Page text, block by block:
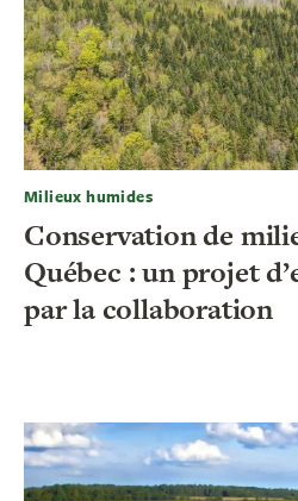
Milieux humides
Conservation de
Québec : un projet
par la collaboration